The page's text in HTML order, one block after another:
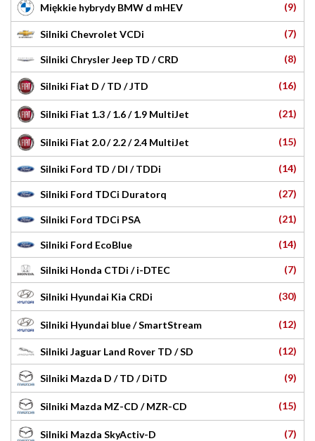
Miękkie hybrydy BMW d mHEV (9)
Silniki Chevrolet VCDi (7)
Silniki Chrysler Jeep TD / CRD (8)
Silniki Fiat D / TD / JTD (16)
Silniki Fiat 1.3 / 1.6 / 1.9 MultiJet (21)
Silniki Fiat 2.0 / 2.2 / 2.4 MultiJet (15)
Silniki Ford TD / DI / TDDi (14)
Silniki Ford TDCi Duratorq (27)
Silniki Ford TDCi PSA (21)
Silniki Ford EcoBlue (14)
Silniki Honda CTDi / i-DTEC (7)
Silniki Hyundai Kia CRDi (30)
Silniki Hyundai blue / SmartStream (12)
Silniki Jaguar Land Rover TD / SD (12)
Silniki Mazda D / TD / DiTD (9)
Silniki Mazda MZ-CD / MZR-CD (15)
Silniki Mazda SkyActiv-D (7)